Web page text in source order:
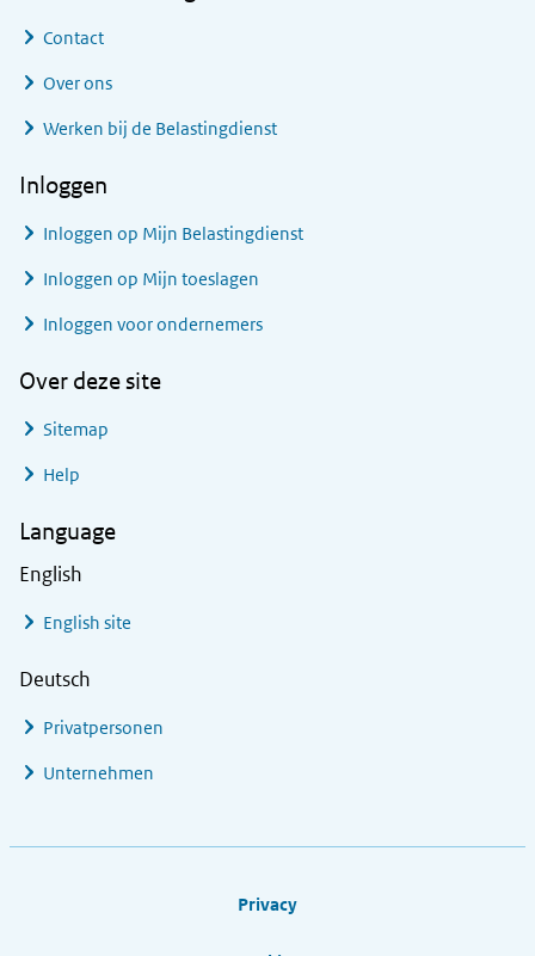
Contact
Over ons
Werken bij de Belastingdienst
Inloggen
Inloggen op Mijn Belastingdienst
Inloggen op Mijn toeslagen
Inloggen voor ondernemers
Over deze site
Sitemap
Help
Language
English
English site
Deutsch
Privatpersonen
Unternehmen
Privacy